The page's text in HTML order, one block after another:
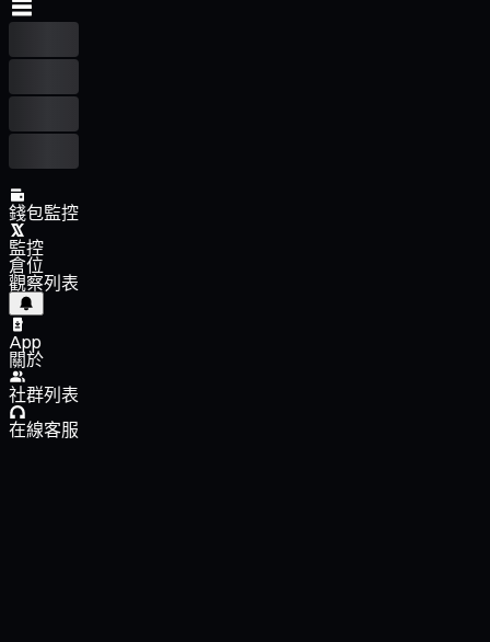
錢包監控
監控
倉位
觀察列表
App
關於
社群列表
在線客服